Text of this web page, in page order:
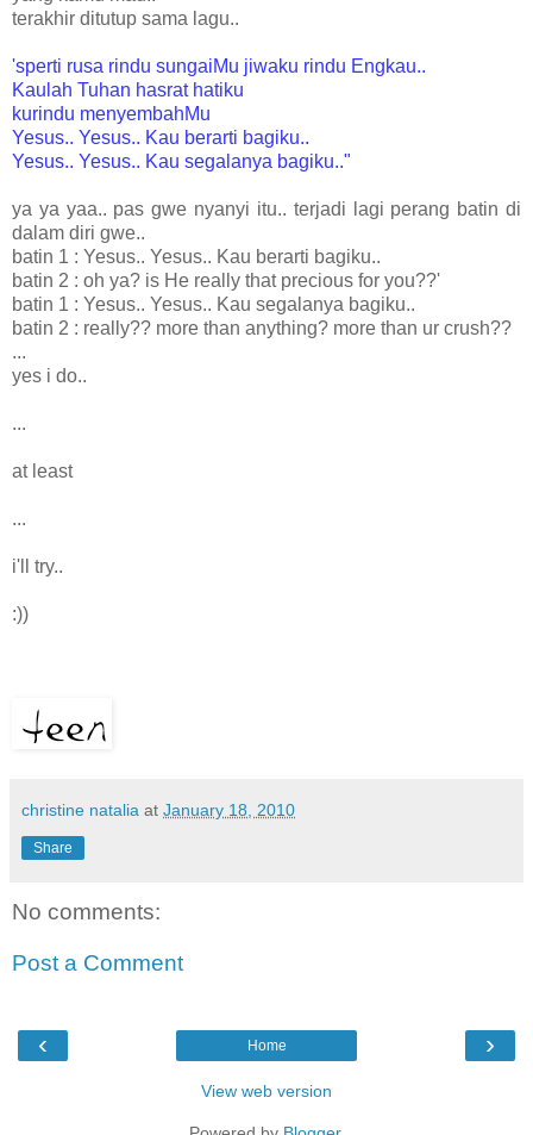
terakhir ditutup sama lagu..
'sperti rusa rindu sungaiMu jiwaku rindu Engkau..
Kaulah Tuhan hasrat hatiku
kurindu menyembahMu
Yesus.. Yesus.. Kau berarti bagiku..
Yesus.. Yesus.. Kau segalanya bagiku.."
ya ya yaa.. pas gwe nyanyi itu.. terjadi lagi perang batin di
dalam diri gwe..
batin 1 : Yesus.. Yesus.. Kau berarti bagiku..
batin 2 : oh ya? is He really that precious for you??'
batin 1 : Yesus.. Yesus.. Kau segalanya bagiku..
batin 2 : really?? more than anything? more than ur crush??
...
yes i do..
...
at least
...
i'll try..
:))
christine natalia at January 18, 2010
Share
No comments:
Post a Comment
‹ ›
Home
View web version